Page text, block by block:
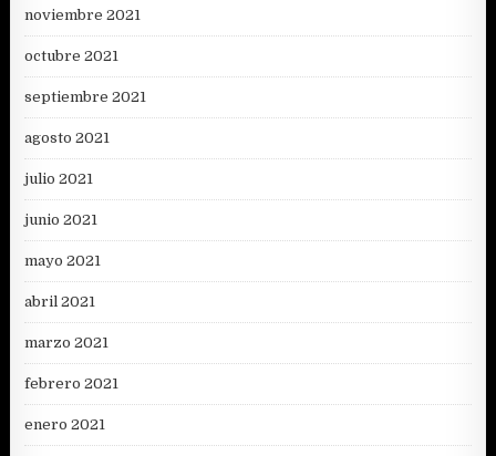
noviembre 2021
octubre 2021
septiembre 2021
agosto 2021
julio 2021
junio 2021
mayo 2021
abril 2021
marzo 2021
febrero 2021
enero 2021